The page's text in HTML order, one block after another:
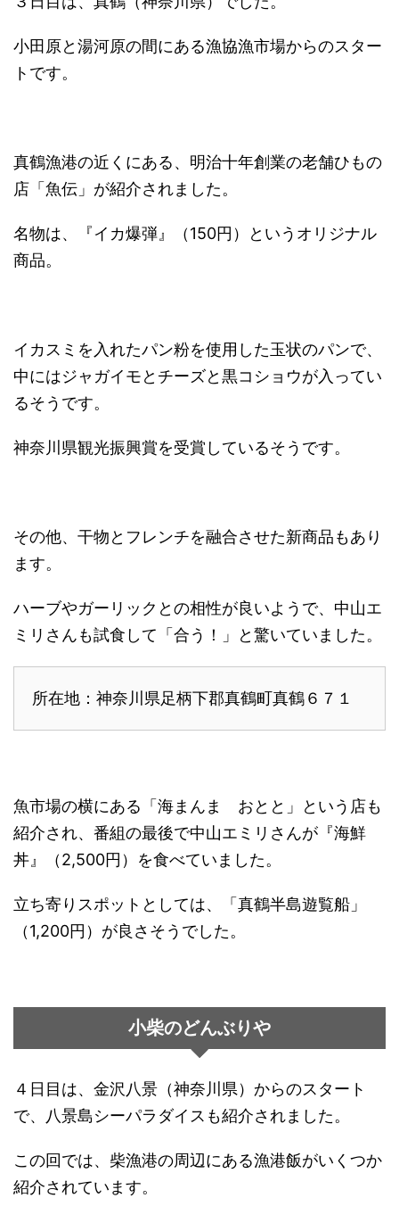
小田原と湯河原の間にある漁協漁市場からのスター
トです。
真鶴漁港の近くにある、明治十年創業の老舗ひもの
店「魚伝」が紹介されました。
名物は、『イカ爆弾』（150円）というオリジナル
商品。
イカスミを入れたパン粉を使用した玉状のパンで、
中にはジャガイモとチーズと黒コショウが入ってい
るそうです。
神奈川県観光振興賞を受賞しているそうです。
その他、干物とフレンチを融合させた新商品もあり
ます。
ハーブやガーリックとの相性が良いようで、中山エ
ミリさんも試食して「合う！」と驚いていました。
所在地：神奈川県足柄下郡真鶴町真鶴６７１
魚市場の横にある「海まんま おとと」という店も
紹介され、番組の最後で中山エミリさんが『海鮮
丼』（2,500円）を食べていました。
立ち寄りスポットとしては、「真鶴半島遊覧船」
（1,200円）が良さそうでした。
小柴のどんぶりや
４日目は、金沢八景（神奈川県）からのスタート
で、八景島シーパラダイスも紹介されました。
この回では、柴漁港の周辺にある漁港飯がいくつか
紹介されています。